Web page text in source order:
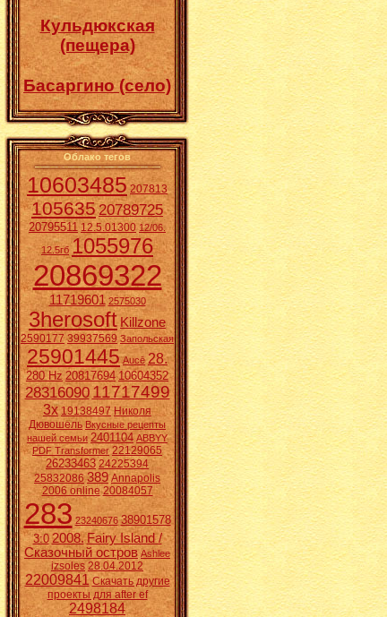
Кульдюкская
(пещера)
Басаргино (село)
Облако тегов
10603485 207813
10563520789725
20795511 12.5.01300 12/06.
12.5гб 1055976
20869322
11719601 2575030
3herosoft Killzone
2590177 39937569 Запольская
25901445 Aucē 28.
280 Hz 20817694 10604352
2831609011717499
3x 19138497 Николя
Дювошель Вкусные рецепты
нашей семьи 2401104 ABBYY
PDF Transformer 22129065
26233463 24225394
25832086 389 Annapolis
2006 online 20084057
283 23240676 38901578
3:0 2008. Fairy Island /
Сказочный остров Ashlee
izsoles 28.04.2012
22009841 Скачать другие
проекты для after ef
2498184